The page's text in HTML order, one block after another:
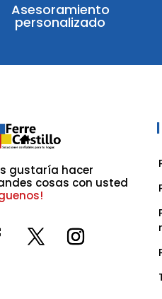
Asesoramiento
personalizado
gustaría hacer